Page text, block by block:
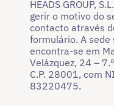
HEADS GROUP,
gerir o motivo do
contacto através
formulário. A sede
encontra-se em
Velázquez, 24 –
C.P. 28001, com
83220475.